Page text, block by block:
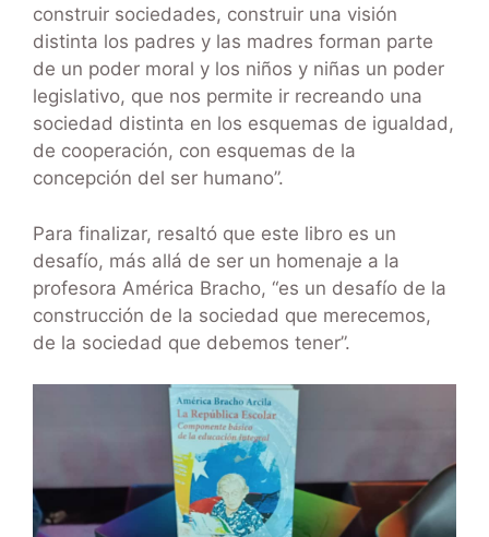
construir sociedades, construir una visión
distinta los padres y las madres forman parte
de un poder moral y los niños y niñas un poder
legislativo, que nos permite ir recreando una
sociedad distinta en los esquemas de igualdad,
de cooperación, con esquemas de la
concepción del ser humano”.
Para finalizar, resaltó que este libro es un
desafío, más allá de ser un homenaje a la
profesora América Bracho, “es un desafío de la
construcción de la sociedad que merecemos,
de la sociedad que debemos tener”.